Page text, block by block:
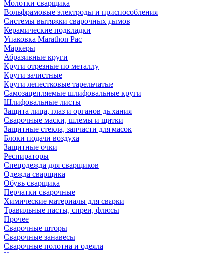
Молотки сварщика
Вольфрамовые электроды и приспособления
Системы вытяжки сварочных дымов
Керамические подкладки
Упаковка Marathon Pac
Маркеры
Абразивные круги
Круги отрезные по металлу
Круги зачистные
Круги лепестковые тарельчатые
Самозацепляемые шлифовальные круги
Шлифовальные листы
Защита лица, глаз и органов дыхания
Сварочные маски, шлемы и щитки
Защитные стекла, запчасти для масок
Блоки подачи воздуха
Защитные очки
Респираторы
Спецодежда для сварщиков
Одежда сварщика
Обувь сварщика
Перчатки сварочные
Химические материалы для сварки
Травильные пасты, спреи, флюсы
Прочее
Сварочные шторы
Сварочные занавесы
Сварочные полотна и одеяла